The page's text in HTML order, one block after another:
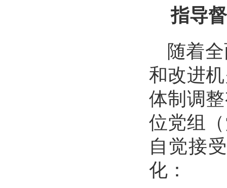
指导
随着
和改进
体制调
位党组
自觉接
化：